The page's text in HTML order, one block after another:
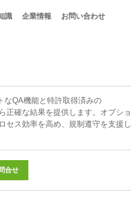
識 企業情報 お問い合わせ
なQA機能と特許取得済みの
確な結果を提供します。オプショ
セス効率を高め、規制遵守を支援し
合せ